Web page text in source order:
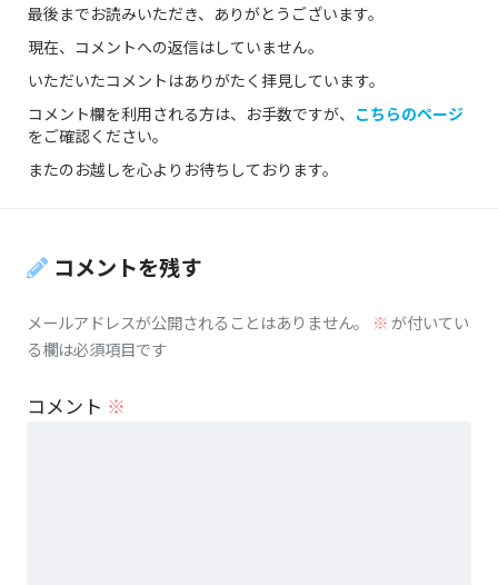
最後までお読みいただき、ありがとうございます。
現在、コメントへの返信はしていません。
いただいたコメントはありがたく拝見しています。
コメント欄を利用される方は、お手数ですが、 こちらのページ
をご確認ください。
またのお越しを心よりお待ちしております。
コメントを残す
メールアドレスが公開されることはありません。 ※が付いてい
る欄は必須項目です
コメント ※